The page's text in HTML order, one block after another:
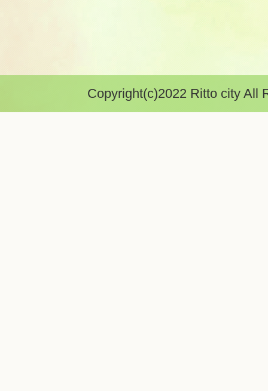
Copyright(c)2022 Ritto city All